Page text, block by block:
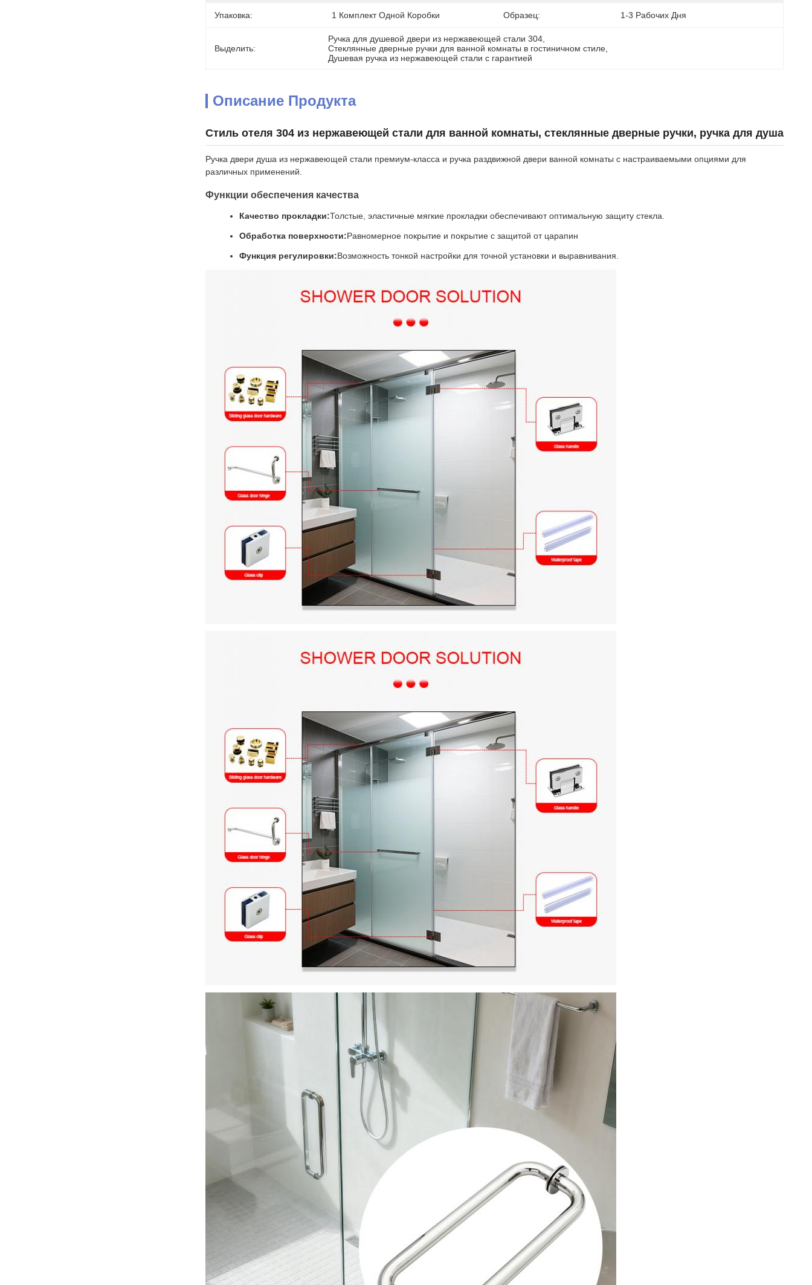
Упаковка: 1 Комплект Одной Коробки Образец: 1-3 Рабочих Дня
Выделить:
Ручка для душевой двери из нержавеющей стали 304
Стеклянные дверные ручки для ванной комнаты в гостиничном стиле
Душевая ручка из нержавеющей стали с гарантией
Описание Продукта
Стиль отеля 304 из нержавеющей стали для ванной комнаты, стеклянные дверные ручки, ручка для душа
Ручка двери душа из нержавеющей стали премиум-класса и ручка раздвижной двери ванной комнаты с настраиваемыми опциями для
различных применений.
Функции обеспечения качества
Качество прокладки:Толстые, эластичные мягкие прокладки обеспечивают оптимальную защиту стекла.
Обработка поверхности:Равномерное покрытие и покрытие с защитой от царапин
Функция регулировки:Возможность тонкой настройки для точной установки и выравнивания.